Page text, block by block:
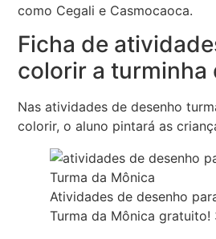
como Cegali e Casmocaoca.
Ficha de
colorir a turminha
Nas atividades de desenho
colorir, o aluno pintará as
Atividades de desenho
Turma da Mônica gratuito!